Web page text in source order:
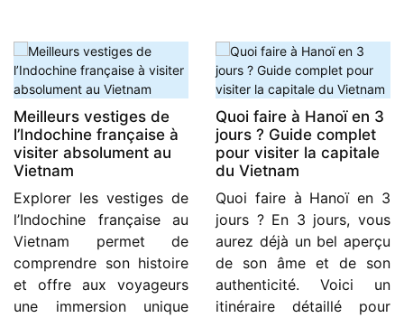
Meilleurs vestiges de
l’Indochine française à
visiter absolument au
Vietnam
Explorer les vestiges de
l’Indochine française au
Vietnam permet de
comprendre son histoire
et offre aux voyageurs
une immersion unique
Quoi faire à Hanoï en 3
jours ? Guide complet
pour visiter la capitale
du Vietnam
Quoi faire à Hanoï en 3
jours ? En 3 jours, vous
aurez déjà un bel aperçu
de son âme et de son
authenticité. Voici un
itinéraire détaillé pour